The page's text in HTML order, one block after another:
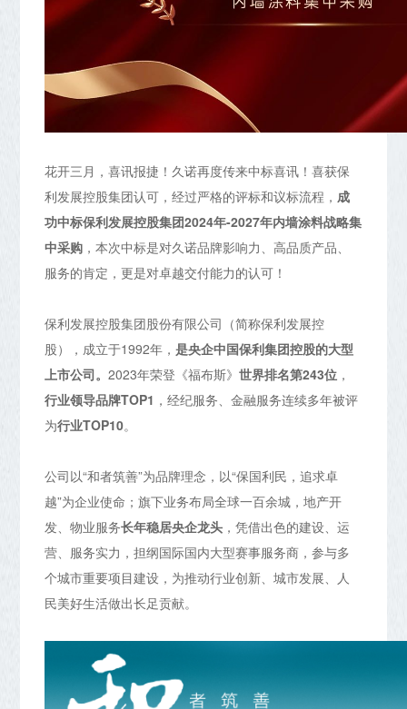
花开三月，喜讯报捷！久诺再度传来中标喜讯！喜获保
利发展控股集团认可，经过严格的评标和议标流程， 成
功中标保利发展控股集团2024年-2027年内墙涂料战略集
中采购 ，本次中标是对久诺品牌影响力、高品质产品、
服务的肯定，更是对卓越交付能力的认可！
保利发展控股集团股份有限公司（简称保利发展控
股），成立于1992年，是央企中国保利集团控股的大型
上市公司。2023年荣登《福布斯》世界排名第243位 ，
行业领导品牌TOP1 ，经纪服务、金融服务连续多年被评
为行业TOP10。
公司以“和者筑善”为品牌理念，以“保国利民，追求卓
越”为企业使命；旗下业务布局全球一百余城，地产开
发、物业服务长年稳居央企龙头 ，凭借出色的建设、运
营、服务实力，担纲国际国内大型赛事服务商，参与多
个城市重要项目建设，为推动行业创新、城市发展、人
民美好生活做出长足贡献。